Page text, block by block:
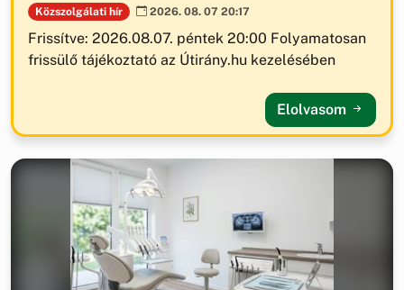
Közszolgálati hír 2026. 08. 07 20:17
Frissítve: 2026.08.07. péntek 20:00 Folyamatosan
frissülő tájékoztató az Útirány.hu kezelésében
Elolvasom